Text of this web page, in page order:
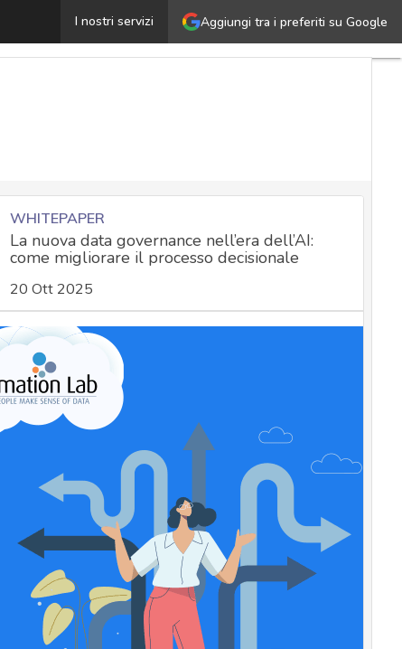
Aggiungi tra i preferiti su Google
I nostri servizi
Il dato al centro della cyber security: ecco perché è
WHITEPAPER
La nuova data governance nell’era dell’AI:
come migliorare il processo decisionale
20 Ott 2025